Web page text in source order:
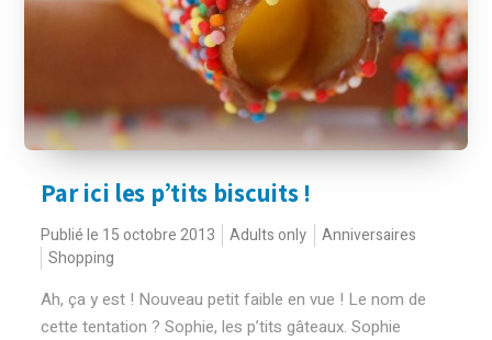
Par ici les p’tits biscuits !
Publié le 15 octobre 2013 Adults only
Anniversaires
Shopping
Ah, ça y est ! Nouveau petit faible en vue ! Le nom de
cette tentation ? Sophie, les p’tits gâteaux. Sophie